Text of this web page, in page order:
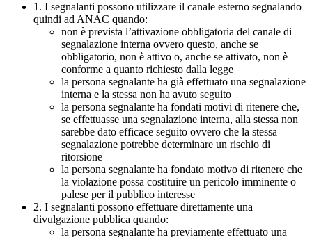
1. I segnalanti possono utilizzare il canale esterno segnalando
quindi ad ANAC quando:
non è prevista l’attivazione obbligatoria del canale di
segnalazione interna ovvero questo, anche se
obbligatorio, non è attivo o, anche se attivato, non è
conforme a quanto richiesto dalla legge
la persona segnalante ha già effettuato una segnalazione
interna e la stessa non ha avuto seguito
la persona segnalante ha fondati motivi di ritenere che,
se effettuasse una segnalazione interna, alla stessa non
sarebbe dato efficace seguito ovvero che la stessa
segnalazione potrebbe determinare un rischio di
ritorsione
la persona segnalante ha fondato motivo di ritenere che
la violazione possa costituire un pericolo imminente o
palese per il pubblico interesse
2. I segnalanti possono effettuare direttamente una
divulgazione pubblica quando:
la persona segnalante ha previamente effettuato una